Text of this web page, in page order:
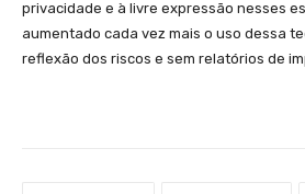
privacidade e à livre expressão nesses
aumentado cada vez mais o uso dessa
reflexão dos riscos e sem relatórios de